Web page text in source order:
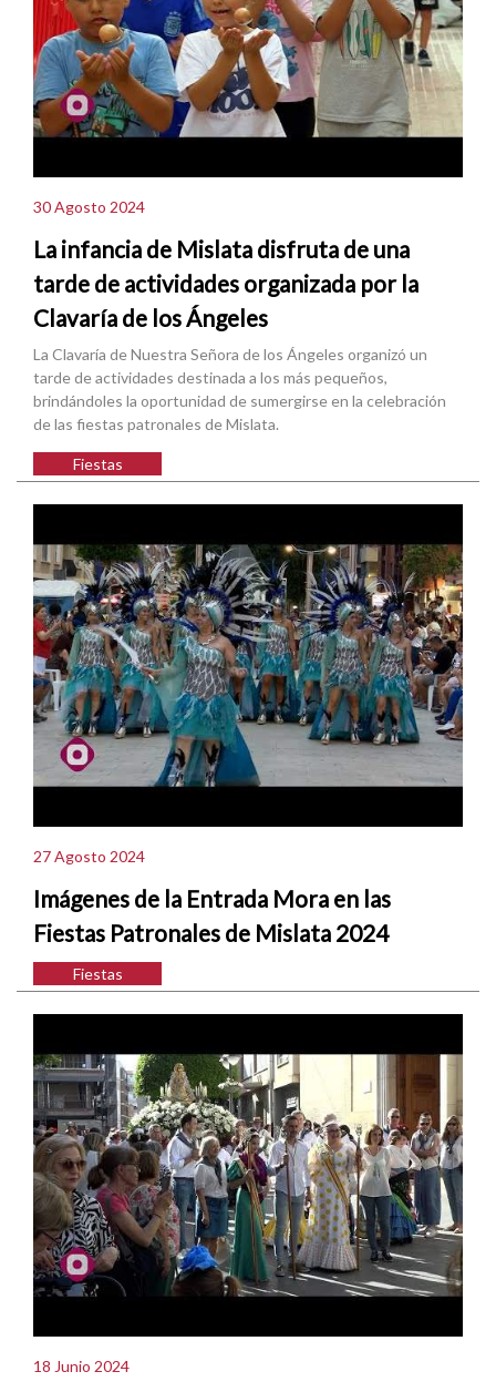
30 Agosto 2024
La infancia de Mislata disfruta de una
tarde de actividades organizada por la
Clavaría de los Ángeles
La Clavaría de Nuestra Señora de los Ángeles organizó un
tarde de actividades destinada a los más pequeños,
brindándoles la oportunidad de sumergirse en la celebración
de las fiestas patronales de Mislata.
Fiestas
27 Agosto 2024
Imágenes de la Entrada Mora en las
Fiestas Patronales de Mislata 2024
Fiestas
18 Junio 2024